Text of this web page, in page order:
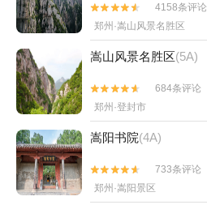


4158条评论
郑州·嵩山风景名胜区
嵩山风景名胜区(5A)


684条评论
郑州·登封市
嵩阳书院(4A)


733条评论
郑州·嵩阳景区